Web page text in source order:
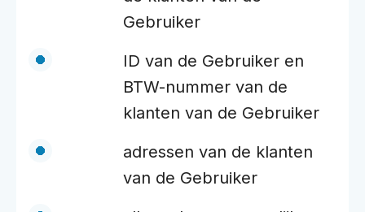
Gebruiker
ID van de Gebruiker en
BTW-nummer van de
klanten van de Gebruiker
adressen van de klanten
van de Gebruiker